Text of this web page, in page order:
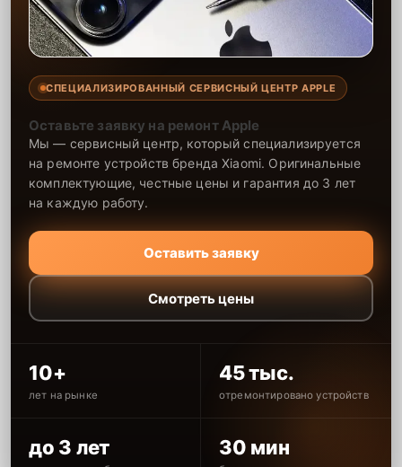
СПЕЦИАЛИЗИРОВАННЫЙ СЕРВИСНЫЙ ЦЕНТР APPLE
Оставьте заявку на ремонт Apple
Мы — сервисный центр, который специализируется
на ремонте устройств бренда Xiaomi. Оригинальные
комплектующие, честные цены и гарантия до 3 лет
на каждую работу.
Оставить заявку
Смотреть цены
10+
лет на рынке
45 тыс.
отремонтировано устройств
до 3 лет 30 мин